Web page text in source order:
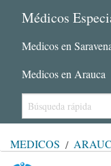
Médicos
Medicos en
Medicos en Arauca
MÉDICOS